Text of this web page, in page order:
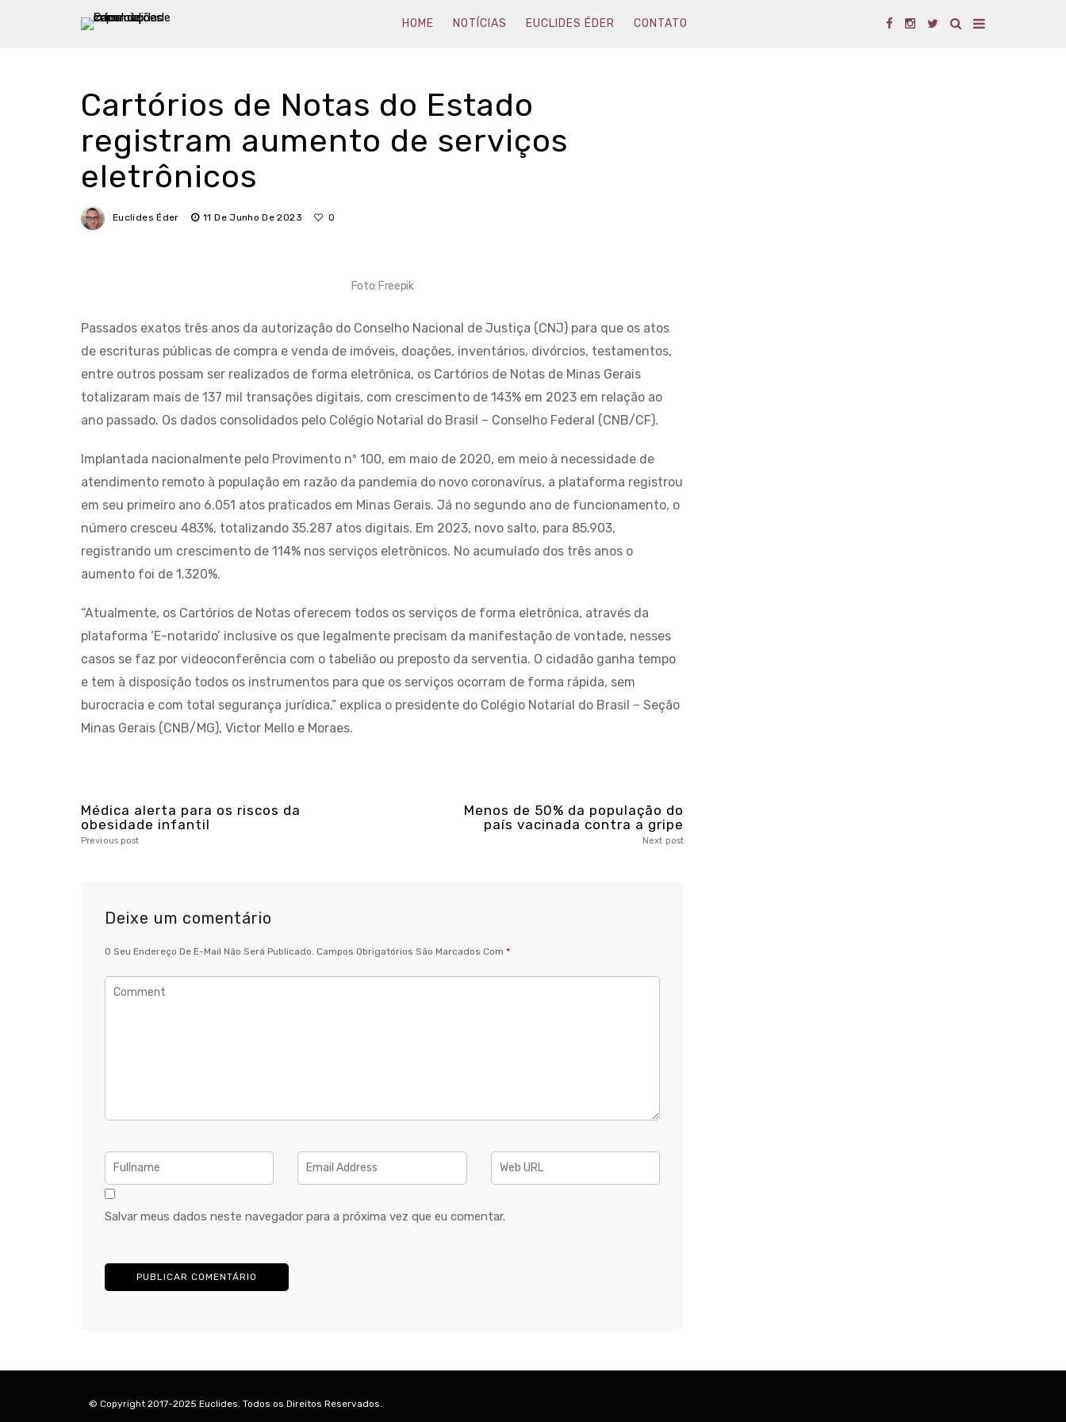
HOME NOTÍCIAS EUCLIDES ÉDER CONTATO
Cartórios de Notas do Estado
registram aumento de serviços
eletrônicos
Euclides Éder 11 De Junho De 2023 0
Foto: Freepik
Passados exatos três anos da autorização do Conselho Nacional de Justiça (CNJ) para que os atos
de escrituras públicas de compra e venda de imóveis, doações, inventários, divórcios, testamentos,
entre outros possam ser realizados de forma eletrônica, os Cartórios de Notas de Minas Gerais
totalizaram mais de 137 mil transações digitais, com crescimento de 143% em 2023 em relação ao
ano passado. Os dados consolidados pelo Colégio Notarial do Brasil – Conselho Federal (CNB/CF).
Implantada nacionalmente pelo Provimento nº 100, em maio de 2020, em meio à necessidade de
atendimento remoto à população em razão da pandemia do novo coronavírus, a plataforma registrou
em seu primeiro ano 6.051 atos praticados em Minas Gerais. Já no segundo ano de funcionamento, o
número cresceu 483%, totalizando 35.287 atos digitais. Em 2023, novo salto, para 85.903,
registrando um crescimento de 114% nos serviços eletrônicos. No acumulado dos três anos o
aumento foi de 1.320%.
“Atualmente, os Cartórios de Notas oferecem todos os serviços de forma eletrônica, através da
plataforma ‘E-notarido’ inclusive os que legalmente precisam da manifestação de vontade, nesses
casos se faz por videoconferência com o tabelião ou preposto da serventia. O cidadão ganha tempo
e tem à disposição todos os instrumentos para que os serviços ocorram de forma rápida, sem
burocracia e com total segurança jurídica,” explica o presidente do Colégio Notarial do Brasil – Seção
Minas Gerais (CNB/MG), Victor Mello e Moraes.
Médica alerta para os riscos da
obesidade infantil
Previous post
Menos de 50% da população do
país vacinada contra a gripe
Next post
Deixe um comentário
O Seu Endereço De E-Mail Não Será Publicado. Campos Obrigatórios São Marcados Com *
Salvar meus dados neste navegador para a próxima vez que eu comentar.
© Copyright 2017-2025 Euclides. Todos os Direitos Reservados.